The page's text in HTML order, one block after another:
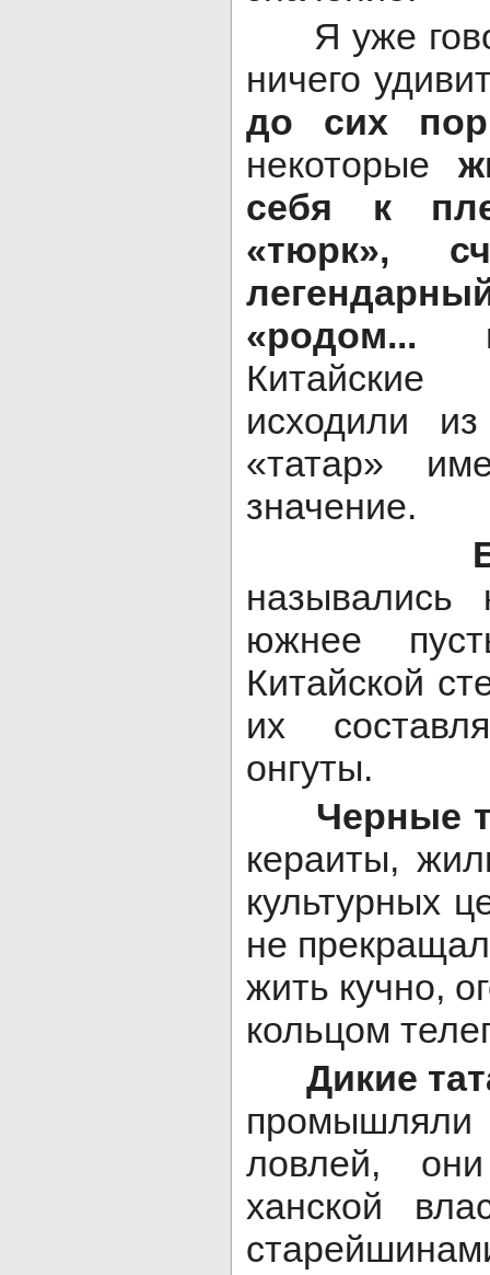
Я уже
ничего
до сих пор
некоторые
себя к
«тюрк»,
«родом...
исходили
«татар»
значение.
назывались
южнее
Китайской
их
онгуты.
Черные
кераиты,
культурных
не
жить кучно,
кольцом
Дикие
ловлей,
ханской